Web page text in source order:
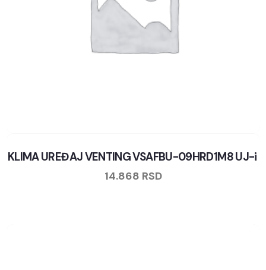
KLIMA UREĐAJ VENTING VSAFBU-09HRD1M8 UJ-i
14.868 RSD